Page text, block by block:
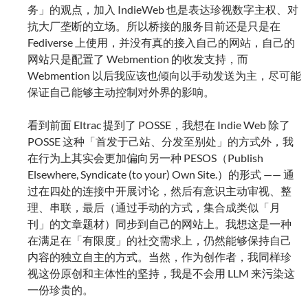
务」的观点，加入 IndieWeb 也是表达珍视数字主权、对
抗大厂垄断的立场。所以桥接的服务目前还是只是在
Fediverse 上使用，并没有真的接入自己的网站，自己的
网站只是配置了 Webmention 的收发支持，而
Webmention 以后我应该也倾向以手动发送为主，尽可能
保证自己能够主动控制对外界的影响。
看到前面 Eltrac 提到了 POSSE，我想在 Indie Web 除了
POSSE 这种「首发于己站、分发至别处」的方式外，我
在行为上其实会更加偏向另一种 PESOS（Publish
Elsewhere, Syndicate (to your) Own Site.）的形式 —— 通
过在四处的连接中开展讨论，然后有意识主动审视、整
理、串联，最后（通过手动的方式，集合成类似「月
刊」的文章题材）同步到自己的网站上。我想这是一种
在满足在「有限度」的社交需求上，仍然能够保持自己
内容的独立自主的方式。当然，作为创作者，我同样珍
视这份原创和主体性的坚持，我是不会用 LLM 来污染这
一份珍贵的。